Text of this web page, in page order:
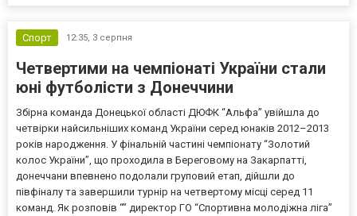
Спорт 12:35, 3 серпня
Четвертими на чемпіонаті України стали
юні футболісти з Донеччини
Збірна команда Донецької області ДЮФК “Альфа” увійшла до
четвірки найсильніших команд України серед юнаків 2012–2013
років народження. У фінальній частині чемпіонату “Золотий
колос України”, що проходила в Береговому на Закарпатті,
донеччани впевнено подолали груповий етап, дійшли до
півфіналу та завершили турнір на четвертому місці серед 11
команд. Як розповів “” директор ГО “Спортивна молодіжна ліга”